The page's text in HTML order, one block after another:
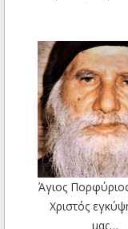
Άγιος
Χριστός
μας…